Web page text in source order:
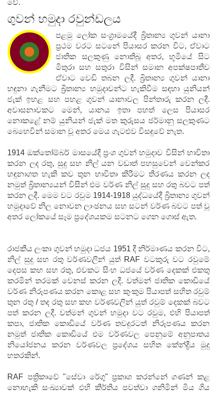
වේ.
ගුවන් හමුදා රවුන්ඩලය
පළමු ලෝක සංග්‍රාමයේදී බ්‍රිතාන්‍ය ගුවන් යානා
ප්‍රථම වරට සටනේ පියාසර කරන විට, ඒවාට
ජාතික සලකුණු නොතිබූ අතර, භූමියේ සිට
මිතුරා සහ සතුරා විසින් සමාන අපක්ෂපාතීව
ඒවාට වෙඩි තබන ලදී. බ්‍රිතාන්‍ය ගුවන් යානා
හඳුනා ගැනීමට බ්‍රිතාන්‍ය හමුදාවන්ට හැකිවීම සඳහා යුනියන්
ජැක් ඉහළ සහ පහළ ගුවන් යානාවල පින්තාරු කරන ලදී.
අවාසනාවකට මෙන්, යානය ඉතා පහත් ලෙස පියාසර
නොකළේ නම් යුනියන් ජැක් මත කුරුසය ජර්මානු සලකුණට
බෙහෙවින් සමාන වූ අතර මෙය ගැටළුව විසඳුවේ නැත.
1914 ඔක්තෝම්බර් මාසයේදී ප්‍රංශ ගුවන් හමුදාව විසින් භාවිතා
කරන ලද රතු, සුදු සහ නිල් යන වඩාත් පහසුවෙන් වෙන්කර
හඳුනාගත හැකි කව තුන භාවිතා කිරීමට තීරණය කරන ලද
නමුත් බ්‍රිතාන්‍යයන් විසින් එම වර්ණ නිල් සුදු සහ රතු බවට පත්
කරන ලදී. මෙම වට රවුම 1914-1918 යුද්ධයේදී බ්‍රිතාන්‍ය ගුවන්
හමුදාවේ නිල නොවන ලාංඡනය සහ සටන් වර්ණ බවට පත් වූ
අතර ලෝකයේ සෑම ප්‍රදේශයකම සටනට ගෙන ගොස් ඇත.
රාජකීය ලංකා ගුවන් හමුදා ධජය 1951 දී නිර්මාණය කරන විට,
නිල් සුදු සහ රතු වර්ණවලින් යුත් RAF වටකුරු වට රවුමේ
දෙපස කහ සහ රතු, එවකට සිංහ ධජයේ වර්ණ දෙකක් එකතු
කරමින් තරමක් වෙනස් කරන ලදී. වත්මන් ජාතික කොඩියේ
වර්ණ නිරූපණය කරන කොළ සහ කුංකුම පියාපත් සහිත රවුම්
තුන රතු / තද රතු සහ කහ වර්ණවලින් යුත් රවුම් දෙකක් බවට
පත් කරන ලදී. වත්මන් ගුවන් හමුදා වට රවුම, එහි පියාපත්
කපා, ජාතික කොඩියේ වර්ණ තවදුරටත් නිරූපණය කරන
නමුත් ජාතික කොඩියේ එම වර්ණවල පෙනුමේ අනුපාතය
නියෝජනය කරන වර්ණවල ප්‍රදේශය සහිත කේන්ද්‍රීය මුදු
හතරකින්.
RAF පත්‍රිකාවේ "සේවා රේගු" ප්‍රකාශ කරන්නේ ගණන් කළ
නොහැකි සංඛ්‍යාවක් එහි කීර්තිය පවත්වා ගනිමින් මිය ගිය